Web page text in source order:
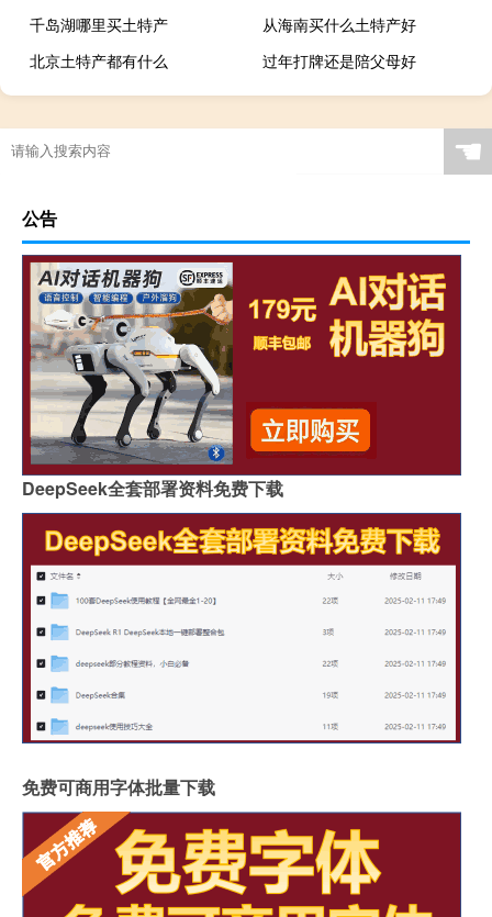
千岛湖哪里买土特产
从海南买什么土特产好
北京土特产都有什么
过年打牌还是陪父母好
☚
公告
DeepSeek全套部署资料免费下载
免费可商用字体批量下载